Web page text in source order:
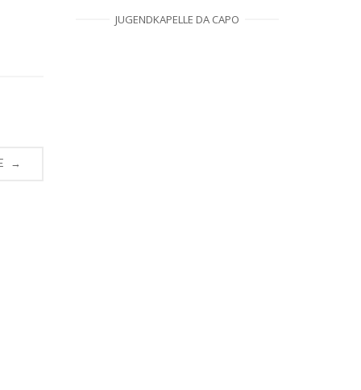
→
JUGENDKAPELLE DA CAPO